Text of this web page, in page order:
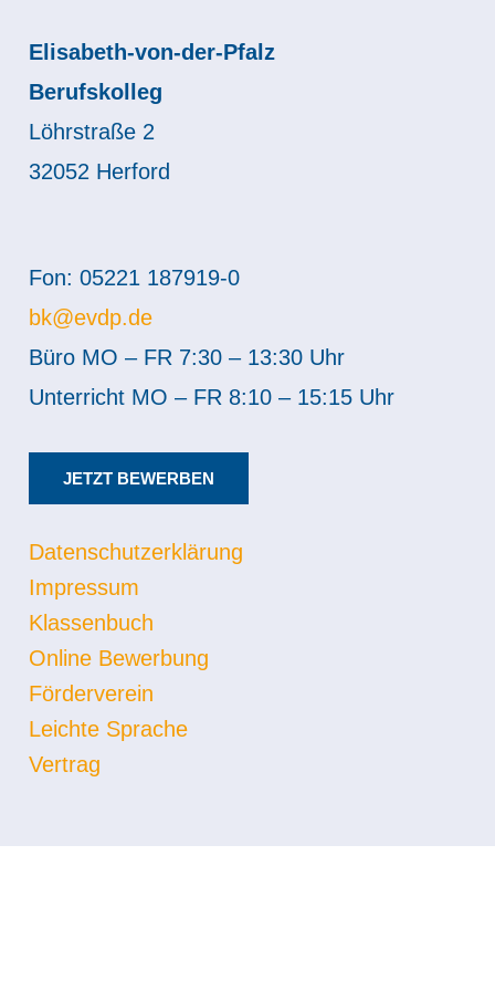
Elisabeth-von-der-Pfalz
Berufskolleg
Löhrstraße 2
32052 Herford
Fon: 05221 187919-0
bk@evdp.de
Büro MO – FR 7:30 – 13:30 Uhr
Unterricht MO – FR 8:10 – 15:15 Uhr
JETZT BEWERBEN
Datenschutzerklärung
Impressum
Klassenbuch
Online Bewerbung
Förderverein
Leichte Sprache
Vertrag